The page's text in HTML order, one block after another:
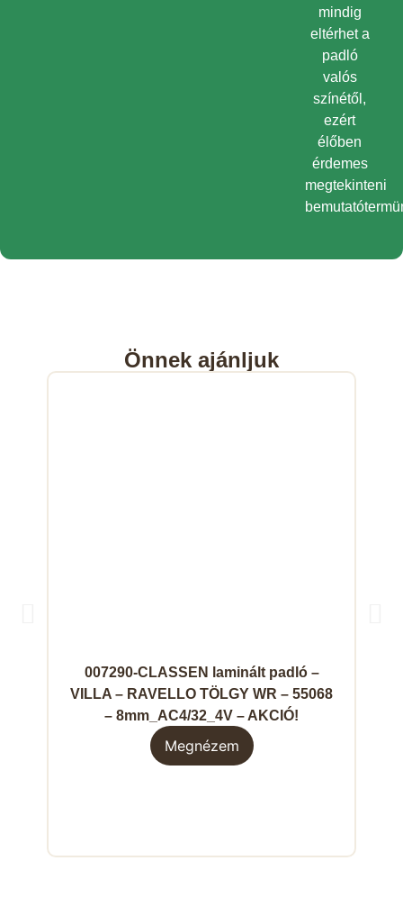
mindig
eltérhet a
padló
valós
színétől,
ezért
élőben
érdemes
megtekinteni
Önnek ajánljuk
007290-CLASSEN laminált padló –
VILLA – RAVELLO TÖLGY WR – 55068
– 8mm_AC4/32_4V – AKCIÓ!
Megnézem